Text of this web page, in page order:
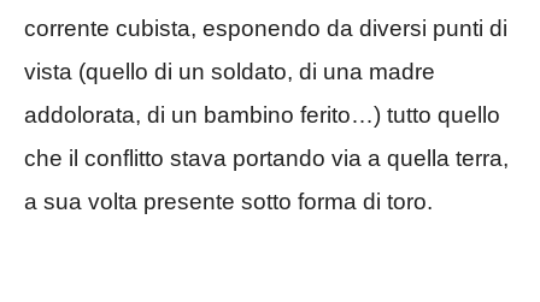
corrente cubista, esponendo da diversi punti di
vista (quello di un soldato, di una madre
addolorata, di un bambino ferito…) tutto quello
che il conflitto stava portando via a quella terra,
a sua volta presente sotto forma di toro.